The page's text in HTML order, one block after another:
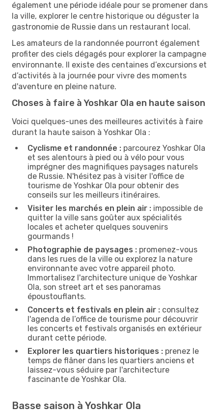
également une période idéale pour se promener dans
la ville, explorer le centre historique ou déguster la
gastronomie de Russie dans un restaurant local.
Les amateurs de la randonnée pourront également
profiter des ciels dégagés pour explorer la campagne
environnante. Il existe des centaines d’excursions et
d’activités à la journée pour vivre des moments
d'aventure en pleine nature.
Choses à faire à Yoshkar Ola en haute saison
Voici quelques-unes des meilleures activités à faire
durant la haute saison à Yoshkar Ola :
Cyclisme et randonnée : parcourez Yoshkar Ola
et ses alentours à pied ou à vélo pour vous
imprégner des magnifiques paysages naturels
de Russie. N'hésitez pas à visiter l'office de
tourisme de Yoshkar Ola pour obtenir des
conseils sur les meilleurs itinéraires.
Visiter les marchés en plein air : impossible de
quitter la ville sans goûter aux spécialités
locales et acheter quelques souvenirs
gourmands !
Photographie de paysages : promenez-vous
dans les rues de la ville ou explorez la nature
environnante avec votre appareil photo.
Immortalisez l'architecture unique de Yoshkar
Ola, son street art et ses panoramas
époustouflants.
Concerts et festivals en plein air : consultez
l'agenda de l’office de tourisme pour découvrir
les concerts et festivals organisés en extérieur
durant cette période.
Explorer les quartiers historiques : prenez le
temps de flâner dans les quartiers anciens et
laissez-vous séduire par l'architecture
fascinante de Yoshkar Ola.
Basse saison à Yoshkar Ola